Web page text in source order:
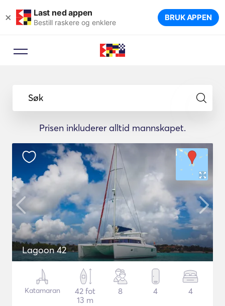
× Last ned appen
Bestill raskere og enklere BRUK APPEN
Søk
Prisen inkluderer alltid mannskapet.
Lagoon 42
Katamaran
42 fot
13 m
8 4 4